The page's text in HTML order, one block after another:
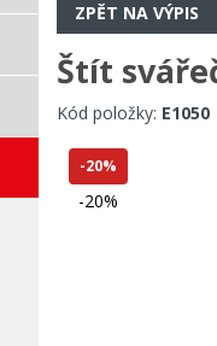
ZPĚT NA VÝPIS
Štít
Kód položky: E1050
-20%
-20%